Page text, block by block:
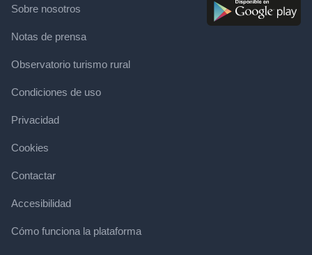
Sobre nosotros
Notas de prensa
Observatorio turismo rural
Condiciones de uso
Privacidad
Cookies
Contactar
Accesibilidad
Cómo funciona la plataforma